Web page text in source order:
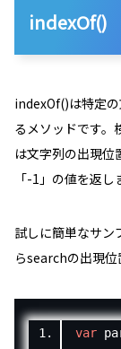
indexOf()
indexOf()は特定
るメソッドです。
は文字列の出現
「-1 」の値を返し
試しに簡単なサ
らsearchの出現位
var